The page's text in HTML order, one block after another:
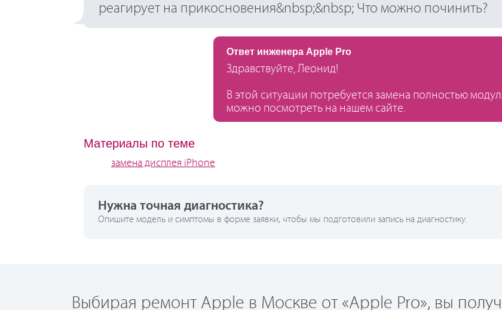
реагирует на прикосновения&nbsp;&nbsp; Что можно починить?
Ответ инженера Apple Pro
Здравствуйте, Леонид!
В этой ситуации потребуется замена полностью
можно посмотреть на нашем сайте.
Материалы по теме
замена дисплея iPhone
Нужна точная диагностика?
Опишите модель и симптомы в форме заявки, чтобы мы подготовили запись на диагностику.
Выбирая ремонт Apple в Москве от «Apple Pro», вы